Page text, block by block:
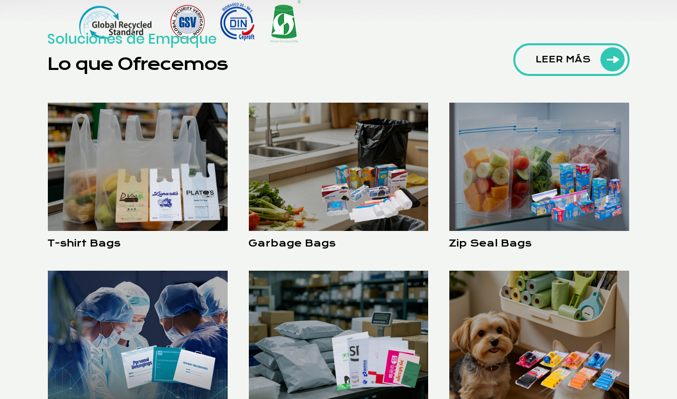
Soluciones de Empaque
Lo que Ofrecemos LEER MÁS
T-shirt Bags Garbage Bags Zip Seal Bags